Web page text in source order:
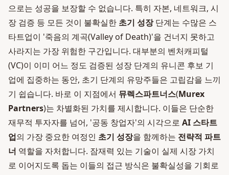
으로는 성공을 보장할 수 없습니다. 특히 자본, 네트워크, 시
장 검증 등 모든 것이 불확실한 초기 성장단계는 수많은 스
타트업이 '죽음의 계곡(Valley of Death)'을 건너지 못하고
사라지는 가장 위험한 구간입니다. 대부분의 벤처캐피털
(VC)이 이미 어느 정도 검증된 성장 단계의 유니콘 후보 기
업에 집중하는 동안, 초기 단계의 유망주들은 고립감을 느끼
기 쉽습니다. 바로 이 지점에서 뮤렉스파트너스(Murex
Partners)는 차별화된 가치를 제시합니다. 이들은 단순한
재무적 투자자를 넘어, '공동 창업자'의 시각으로 AI 스타트
업의 가장 중요한 여정인 초기 성장을 함께하는 전략적 파트
너 역할을 자처합니다. 잠재력 있는 기술이 실제 시장 가치
로 이어지도록 돕는 이들의 접근 방식은 불확실성을 기회로